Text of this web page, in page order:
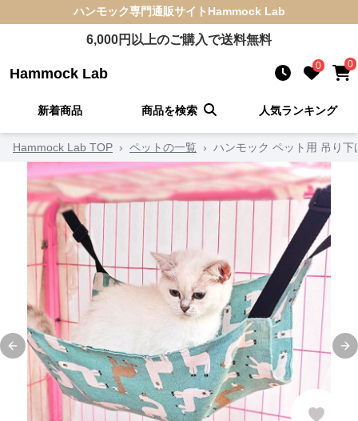
ハンモック専門通販サイト Hammock Lab
6,000円以上のご購入で送料無料
Hammock Lab 0 0
新着商品 商品を検索 人気ランキング
Hammock Lab TOP › ペットの一覧 › ハンモック ペット用 吊り下
Previous slide